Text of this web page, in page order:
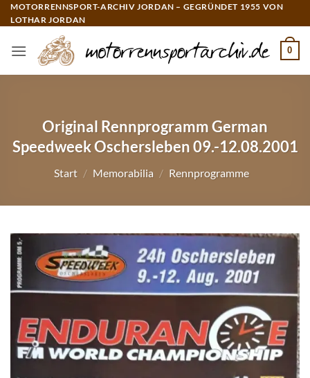
Zum
Inhalt
MOTORRENNSPORT-ARCHIV JORDAN – GEGRÜNDET 1955 VON
LOTHAR JORDAN
0
Original Rennprogramm German
Speedweek Oschersleben 09.-12.08.2001
Start / Memorabilia / Rennprogramme